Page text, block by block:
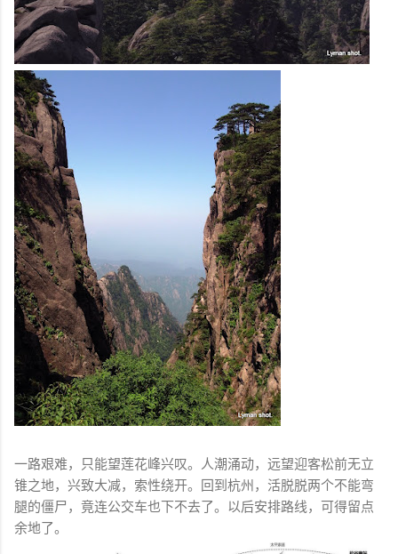
一路艰难，只能望莲花峰兴叹。人潮涌动，远望迎客松前无立
锥之地，兴致大减，索性绕开。回到杭州，活脱脱两个不能弯
腿的僵尸，竟连公交车也下不去了。以后安排路线，可得留点
余地了。